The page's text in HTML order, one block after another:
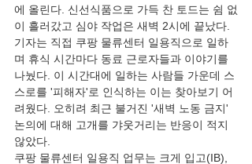
에 올린다. 신선식품으로 가득 찬 토드는 쉼 없
이 흘러갔고 심야 작업은 새벽 2시에 끝났다.
기자는 직접 쿠팡 물류센터 일용직으로 일하
며 휴식 시간마다 동료 근로자들과 이야기를
나눴다. 이 시간대에 일하는 사람들 가운데 스
스로를 '피해자'로 인식하는 이는 찾아보기 어
려웠다. 오히려 최근 불거진 '새벽 노동 금지'
논의에 대해 고개를 갸웃거리는 반응이 적지
않았다.
쿠팡 물류센터 일용직 업무는 크게 입고(IB),